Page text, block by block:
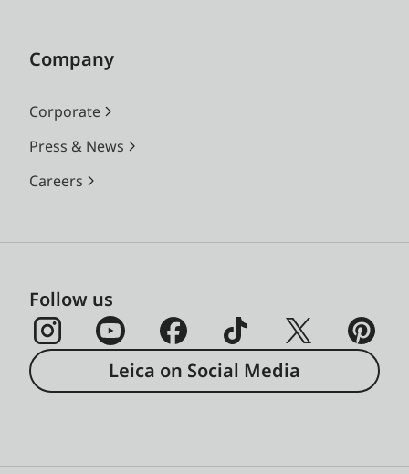
Company
Corporate
Press & News
Careers
Follow us
Leica on Social Media